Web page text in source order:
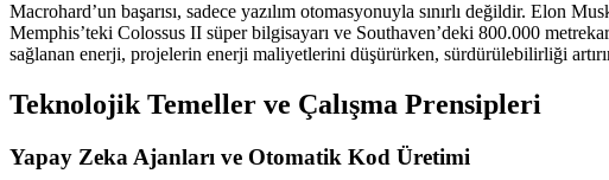
Macrohard’un başarısı, sadece yazılım otomasyonuyla sınırlı değildir. Elon
Memphis’teki Colossus II süper bilgisayarı ve Southaven’deki 800.000
sağlanan enerji, projelerin enerji maliyetlerini düşürürken, sürdürülebilirliği
Teknolojik Temeller ve Çalışma Prensipleri
Yapay Zeka Ajanları ve Otomatik Kod Üretimi